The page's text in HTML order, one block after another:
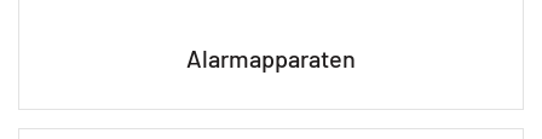
Alarmapparaten